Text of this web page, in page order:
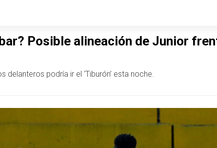
Posible alineación de Junior
delanteros podría ir el ‘Tiburón’ esta noche.